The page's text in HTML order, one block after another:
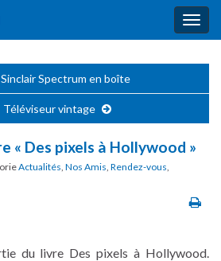
Spectrum en boîte
Téléviseur vintage
« Des pixels à Hollywood »
Actualités, Nos Amis, Rendez-vous,
du livre Des pixels à Hollywood.